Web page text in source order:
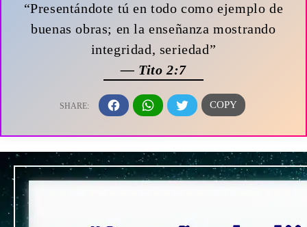
“Presentándote tú en todo como ejemplo de
buenas obras; en la enseñanza mostrando
integridad, seriedad”
— Tito 2:7